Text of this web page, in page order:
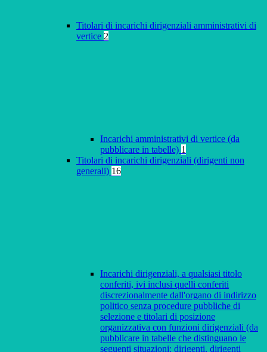
Titolari di incarichi dirigenziali amministrativi di
vertice 2
Incarichi amministrativi di vertice (da
pubblicare in tabelle) 1
Titolari di incarichi dirigenziali (dirigenti non
generali) 16
Incarichi dirigenziali, a qualsiasi titolo
conferiti, ivi inclusi quelli conferiti
discrezionalmente dall'organo di indirizzo
politico senza procedure pubbliche di
selezione e titolari di posizione
organizzativa con funzioni dirigenziali (da
pubblicare in tabelle che distinguano le
seguenti situazioni: dirigenti, dirigenti